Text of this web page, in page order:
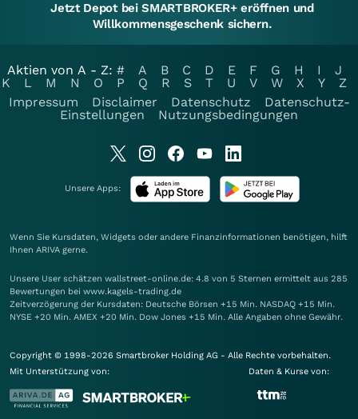
Jetzt Depot bei SMARTBROKER+ eröffnen und
Willkommensgeschenk sichern.
Aktien von A - Z: # A B C D E F G H I
J
K
L M N O P Q R S T U V W X Y
Z
Impressum
Disclaimer Datenschutz
Datenschutz-
Einstellungen
Nutzungsbedingungen
Unsere Apps:
Wenn Sie Kursdaten, Widgets oder andere Finanzinformationen benötigen, hilft
Ihnen ARIVA gerne.
Unsere User schätzen wallstreet-online.de: 4.8 von 5 Sternen ermittelt aus 285
Bewertungen bei www.kagels-trading.de
Zeitverzögerung der Kursdaten: Deutsche Börsen +15 Min. NASDAQ +15 Min.
NYSE +20 Min. AMEX +20 Min. Dow Jones +15 Min. Alle Angaben ohne Gewähr.
Copyright © 1998-2026 Smartbroker Holding AG - Alle Rechte vorbehalten.
Mit Unterstützung von:
Daten & Kurse von: